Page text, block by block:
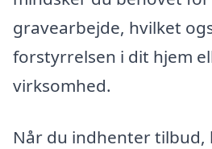
gravearbejde, hvilket
forstyrrelsen i dit hjem
virksomhed.
Når du indhenter tilbud,